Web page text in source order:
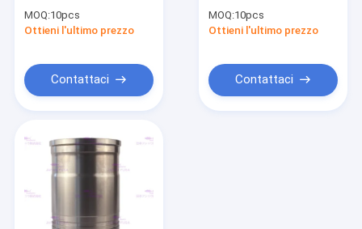
ricambio del motore
del motore FE6
UD
MOQ:10pcs
Ottieni l'ultimo prezzo
Contattaci
ricambio del motore
del motore RE8
camion di UD
MOQ:10pcs
Ottieni l'ultimo prezzo
Contattaci